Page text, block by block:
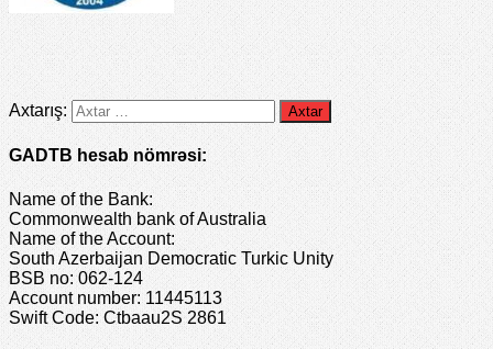
Axtarış:
GADTB hesab nömrəsi:
Name of the Bank:
Commonwealth bank of Australia
Name of the Account:
South Azerbaijan Democratic Turkic Unity
BSB no: 062-124
Account number: 11445113
Swift Code: Ctbaau2S 2861